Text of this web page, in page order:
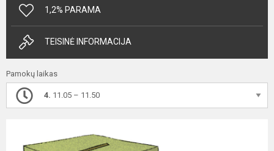
1,2% PARAMA
TEISINĖ INFORMACIJA
Pamokų laikas
4. 11.05 – 11.50